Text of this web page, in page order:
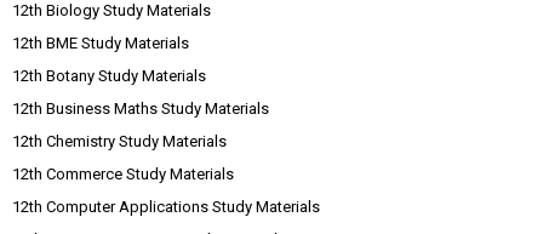
12th Biology Study Materials
12th BME Study Materials
12th Botany Study Materials
12th Business Maths Study Materials
12th Chemistry Study Materials
12th Commerce Study Materials
12th Computer Applications Study Materials